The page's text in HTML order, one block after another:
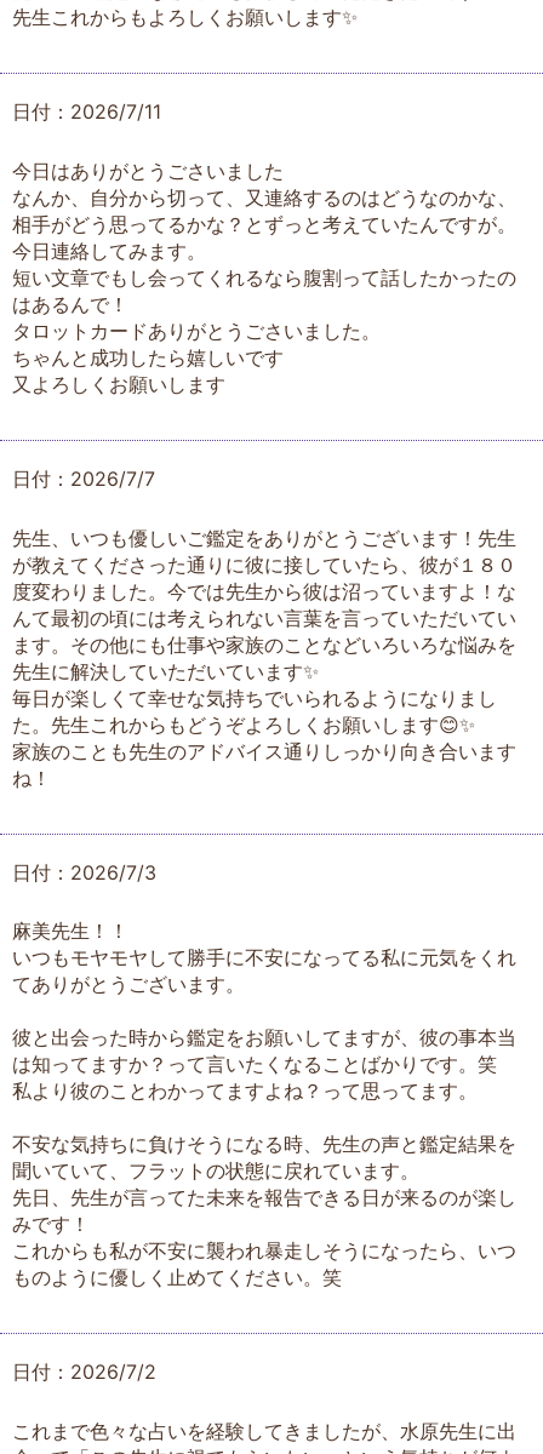
先生これからもよろしくお願いします✨
日付：2026/7/11
今日はありがとうごさいました
なんか、自分から切って、又連絡するのはどうなのかな、
相手がどう思ってるかな？とずっと考えていたんですが。
今日連絡してみます。
短い文章でもし会ってくれるなら腹割って話したかったの
はあるんで！
タロットカードありがとうごさいました。
ちゃんと成功したら嬉しいです
又よろしくお願いします
日付：2026/7/7
先生、いつも優しいご鑑定をありがとうございます！先生
が教えてくださった通りに彼に接していたら、彼が１８０
度変わりました。今では先生から彼は沼っていますよ！な
んて最初の頃には考えられない言葉を言っていただいてい
ます。その他にも仕事や家族のことなどいろいろな悩みを
先生に解決していただいています✨
毎日が楽しくて幸せな気持ちでいられるようになりまし
た。先生これからもどうぞよろしくお願いします😊✨
家族のことも先生のアドバイス通りしっかり向き合います
ね！
日付：2026/7/3
麻美先生！！
いつもモヤモヤして勝手に不安になってる私に元気をくれ
てありがとうございます。
彼と出会った時から鑑定をお願いしてますが、彼の事本当
は知ってますか？って言いたくなることばかりです。笑
私より彼のことわかってますよね？って思ってます。
不安な気持ちに負けそうになる時、先生の声と鑑定結果を
聞いていて、フラットの状態に戻れています。
先日、先生が言ってた未来を報告できる日が来るのが楽し
みです！
これからも私が不安に襲われ暴走しそうになったら、いつ
ものように優しく止めてください。笑
日付：2026/7/2
これまで色々な占いを経験してきましたが、水原先生に出